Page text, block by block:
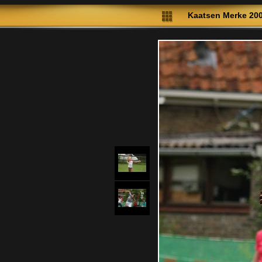
Kaatsen Merke